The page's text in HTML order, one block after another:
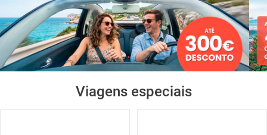
Viagens especiais